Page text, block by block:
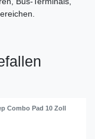
Combo Pad 10 Zoll